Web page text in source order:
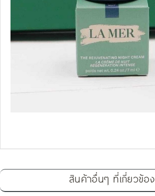
สินค้าอื่นๆ ที่เกี่ยวข้อง